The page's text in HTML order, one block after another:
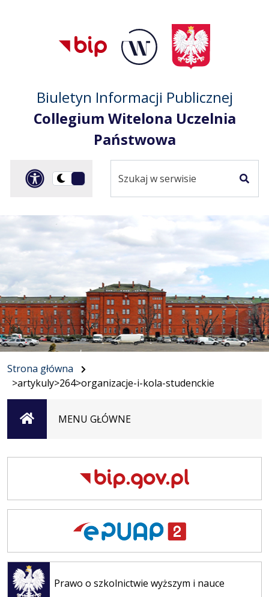
głównego menu
Przejdź do treści
Przejdź do mapy
serwisu
Biuletyn Informacji Publicznej
Collegium Witelona Uczelnia
Państwowa
Panel dostosowania
Przełącz
ciemną
serwisie
Strona główna
>artykuly>264>organizacje-i-kola-studenckie
StronaMENU GŁÓWNE
Prawo o szkolnictwie wyższym i nauce
Otwiera
się w
nowej